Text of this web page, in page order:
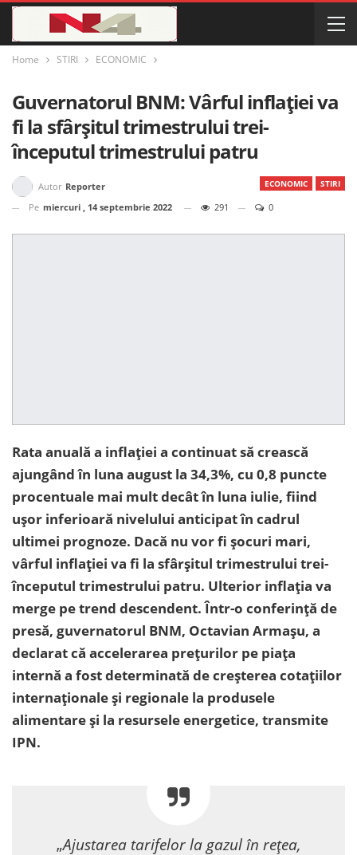
Home STIRI ECONOMIC
Guvernatorul BNM: Vârful inflației va
fi la sfârșitul trimestrului trei-
începutul trimestrului patru
ECONOMIC STIRI
Autor Reporter
Pe miercuri , 14 septembrie 2022 291 0
Rata anuală a inflației a continuat să crească
ajungând în luna august la 34,3%, cu 0,8 puncte
procentuale mai mult decât în luna iulie, fiind
ușor inferioară nivelului anticipat în cadrul
ultimei prognoze. Dacă nu vor fi șocuri mari,
vârful inflației va fi la sfârșitul trimestrului trei-
începutul trimestrului patru. Ulterior inflația va
merge pe trend descendent. Într-o conferință de
presă, guvernatorul BNM, Octavian Armașu, a
declarat că accelerarea prețurilor pe piața
internă a fost determinată de creșterea cotațiilor
internaționale și regionale la produsele
alimentare și la resursele energetice, transmite
IPN.
„Ajustarea tarifelor la gazul în rețea,